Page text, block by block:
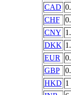
CAD
CHF
CNY
DKK
EUR
GBP
HKD 1